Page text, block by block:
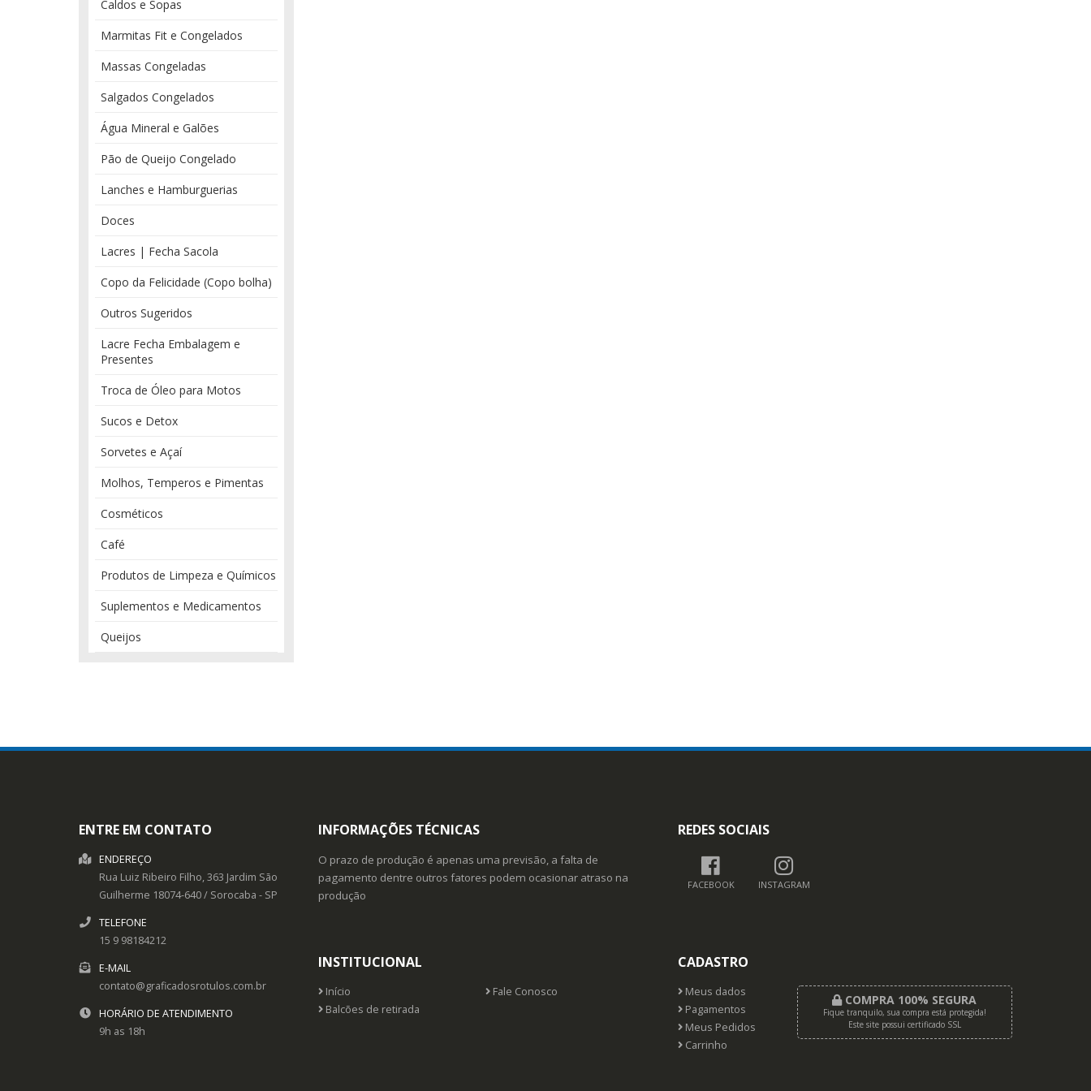
Caldos e Sopas
Marmitas Fit e Congelados
Massas Congeladas
Salgados Congelados
Água Mineral e Galões
Pão de Queijo Congelado
Lanches e Hamburguerias
Doces
Lacres | Fecha Sacola
Copo da Felicidade (Copo bolha)
Outros Sugeridos
Lacre Fecha Embalagem e
Presentes
Troca de Óleo para Motos
Sucos e Detox
Sorvetes e Açaí
Molhos, Temperos e Pimentas
Cosméticos
Café
Produtos de Limpeza e Químicos
Suplementos e Medicamentos
Queijos
ENTRE EM CONTATO
ENDEREÇO
Rua Luiz Ribeiro Filho, 363 Jardim São
Guilherme 18074-640/ Sorocaba - SP
TELEFONE
15 9 98184212
E-MAIL
contato@graficadosrotulos.com.br
HORÁRIO DE ATENDIMENTO
9h as 18h
INFORMAÇÕES TÉCNICAS
O prazo de produção é apenas uma previsão, a falta de
pagamento dentre outros fatores podem ocasionar atraso na
produção
REDES SOCIAIS
FACEBOOK INSTAGRAM
INSTITUCIONAL
Início
Fale Conosco
Balcões de retirada
CADASTRO
Meus dados
Pagamentos
Meus Pedidos
Carrinho
COMPRA 100% SEGURA
Fique tranquilo, sua compra está protegida!
Este site possui certificado SSL